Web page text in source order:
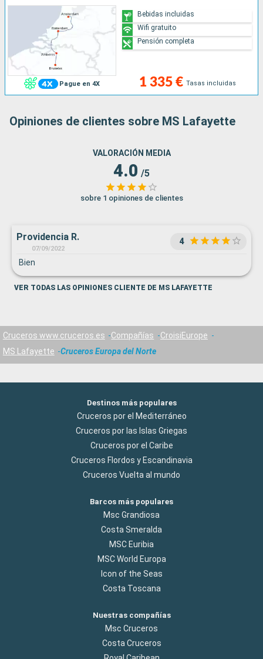
Pague en 4X 1 335 € Tasas incluidas
Bebidas incluidas
Wifi gratuito
Pensión completa
Opiniones de clientes sobre MS Lafayette
VALORACIÓN MEDIA
4.0 /5
sobre 1 opiniones de clientes
Providencia R.
07/09/2022
4
Bien
VER TODAS LAS OPINIONES CLIENTE DE MS LAFAYETTE
Cruceros www.cruceros.es Compañías
CroisiEurope
MS Lafayette
Cruceros Europa del Norte
Destinos más populares
Cruceros por el Mediterráneo
Cruceros por las Islas Griegas
Cruceros por el Caribe
Cruceros Flordos y Escandinavia
Cruceros Vuelta al mundo
Barcos más populares
Msc Grandiosa
Costa Smeralda
MSC Euribia
MSC World Europa
Icon of the Seas
Costa Toscana
Nuestras compañías
Msc Cruceros
Costa Cruceros